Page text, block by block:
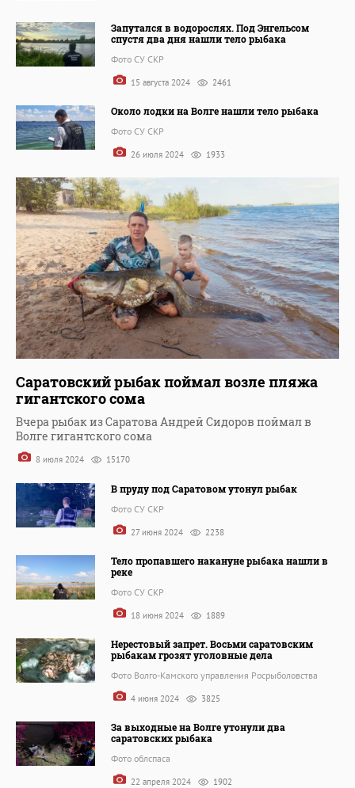
Запутался в водорослях. Под Энгельсом
спустя два дня нашли тело рыбака
Фото СУ СКР
15 августа 2024 2461
Около лодки на Волге нашли тело рыбака
Фото СУ СКР
26 июля 2024 1933
Саратовский рыбак поймал возле пляжа
гигантского сома
Вчера рыбак из Саратова Андрей Сидоров поймал в
Волге гигантского сома
8 июля 2024 15170
В пруду под Саратовом утонул рыбак
Фото СУ СКР
27 июня 2024 2238
Тело пропавшего накануне рыбака нашли в
реке
Фото СУ СКР
18 июня 2024 1889
Нерестовый запрет. Восьми саратовским
рыбакам грозят уголовные дела
Фото Волго-Камского управления Росрыболовства
4 июня 2024 3825
За выходные на Волге утонули два
саратовских рыбака
Фото облспаса
22 апреля 2024 1902